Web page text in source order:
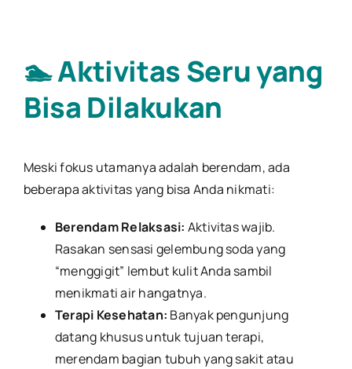
🏊 Aktivitas Seru yang
Bisa Dilakukan
Meski fokus utamanya adalah berendam, ada
beberapa aktivitas yang bisa Anda nikmati:
Berendam Relaksasi: Aktivitas wajib.
Rasakan sensasi gelembung soda yang
“menggigit” lembut kulit Anda sambil
menikmati air hangatnya.
Terapi Kesehatan: Banyak pengunjung
datang khusus untuk tujuan terapi,
merendam bagian tubuh yang sakit atau